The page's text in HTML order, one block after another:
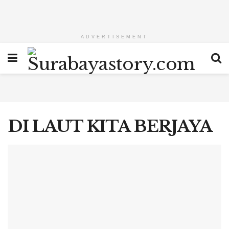
ADVERTISEMENT
DI LAUT KITA BERJAYA